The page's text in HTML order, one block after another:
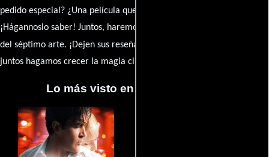
pedido especial? ¿Una película que sueñas con ver reseñada?
¡Hágannoslo saber! Juntos, haremos de esta comunidad el epicentro
del séptimo arte. ¡Dejen sus reseña en la
juntos hagamos crecer la magia cinematográfica!
Lo más visto en Cineyseries.net